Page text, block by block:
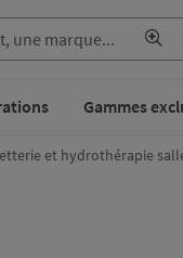
Gammes
et hydrothérapie